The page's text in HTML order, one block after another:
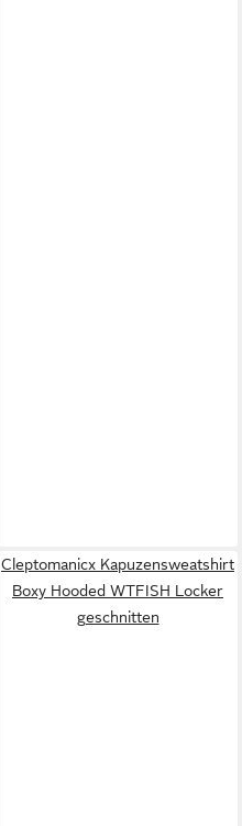
Cleptomanicx Kapuzensweatshirt
Boxy Hooded WTFISH Locker
geschnitten